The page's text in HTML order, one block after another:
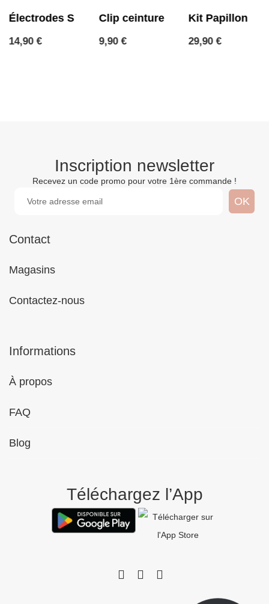
€
Électrodes S
14,90 €
Clip ceinture Kit
Inscription newsletter
Recevez un code promo pour votre 1ère commande !
Contact
Magasins
Contactez-nous
Informations
À propos
FAQ
Blog
Téléchargez l’App